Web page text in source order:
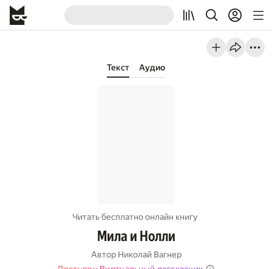
Текст Аудио
Читать бесплатно онлайн книгу
Мила и Нолли
Автор Николай Вагнер